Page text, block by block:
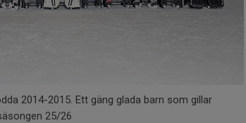
2014-2015. Ett gäng glada barn som gillar
25/26